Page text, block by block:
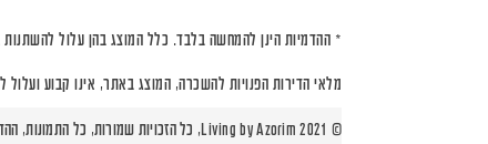
* ההדמיות הינן להמחשה בלבד. כלל המוצג בהן עלול
מלאי הדירות הפנויות להשכרה, המוצג באתר, אינו קבוע ועלול
© Living by Azorim 2021, כל הזכויות שמורות, כל התמונות, ההדמיות ותוכניות הדירות הינן להמחשה בלבד |